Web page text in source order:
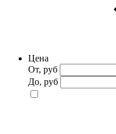
Цена
От, руб
До, руб